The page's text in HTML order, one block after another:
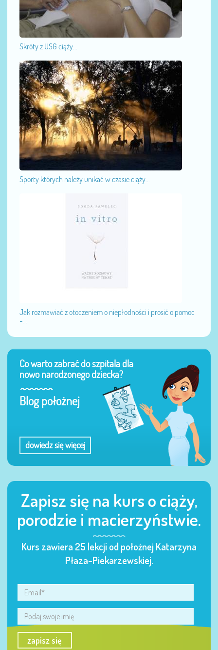
Skróty z USG ciąży...
Sporty których należy unikać w czasie ciąży...
Jak rozmawiać z otoczeniem o niepłodności i prosić o pomoc
-...
Co warto zabrać do szpitala dla
nowo narodzonego dziecka?
Blog położnej
dowiedz się więcej
Zapisz się na kurs o ciąży,
porodzie i macierzyństwie.
Kurs zawiera 25 lekcji od położnej Katarzyna
Płaza-Piekarzewskiej.
zapisz się